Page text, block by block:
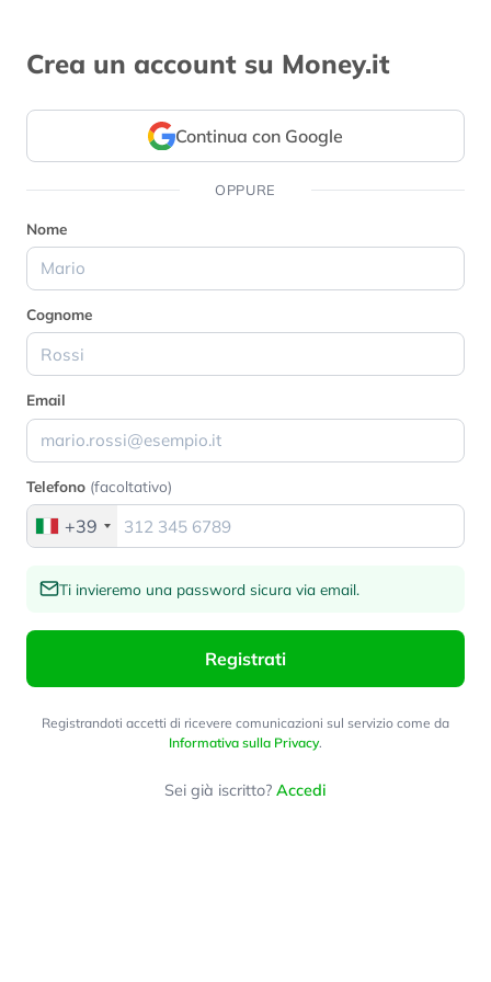
Crea un account su Money.it
Continua con Google
OPPURE
Nome
Cognome
Email
Telefono (facoltativo)
+39
Ti invieremo una password sicura via email.
Registrati
Registrandoti accetti di ricevere comunicazioni sul servizio come da
Informativa sulla Privacy.
Sei già iscritto? Accedi